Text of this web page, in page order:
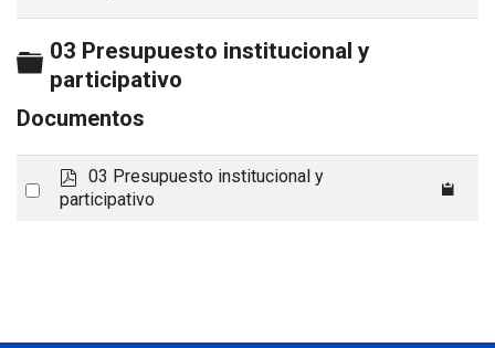
Carpeta
03 Presupuesto institucional y
participativo
Documentos
Select
p
d
03 Presupuesto institucional y
participativo